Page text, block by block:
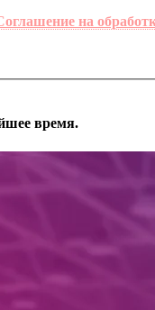
на
время.